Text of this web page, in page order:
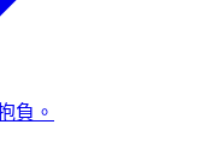
負。